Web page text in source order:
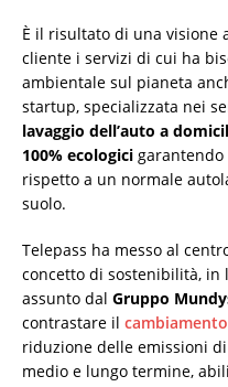
È il risultato di una visione
cliente i servizi di cui ha
ambientale sul pianeta
startup, specializzata nei
lavaggio dell’auto a
100% ecologici
rispetto a un normale
suolo.
Telepass ha messo al
concetto di sostenibilità, in
assunto dal Gruppo
contrastare il
riduzione delle emissioni
medio e lungo termine,